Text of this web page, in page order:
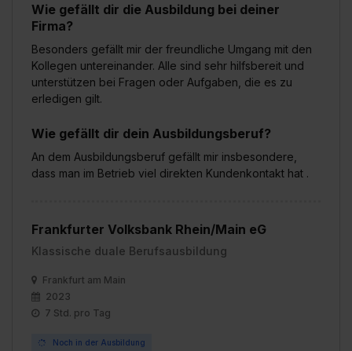
Wie gefällt dir die Ausbildung bei deiner
Firma?
Besonders gefällt mir der freundliche Umgang mit den
Kollegen untereinander. Alle sind sehr hilfsbereit und
unterstützen bei Fragen oder Aufgaben, die es zu
erledigen gilt.
Wie gefällt dir dein Ausbildungsberuf?
An dem Ausbildungsberuf gefällt mir insbesondere,
dass man im Betrieb viel direkten Kundenkontakt hat .
Frankfurter Volksbank Rhein/Main eG
Klassische duale Berufsausbildung
Frankfurt am Main
2023
7 Std. pro Tag
Noch in der Ausbildung